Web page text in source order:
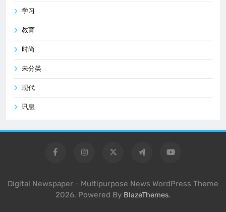
学习
教育
时尚
未分类
现代
讯息
Digital Newspaper - Multipurpose News WordPress Theme
2026. Powered By BlazeThemes.